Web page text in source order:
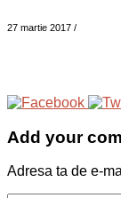
27 martie 2017 /
Add your
Adresa ta de e-